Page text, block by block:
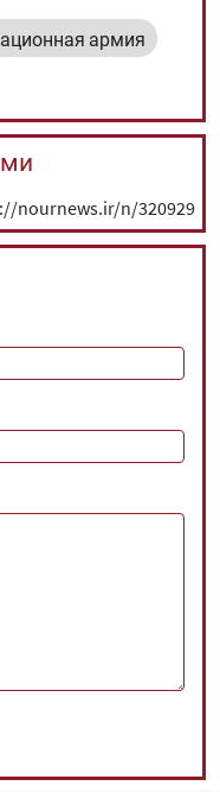
армия
nournews.ir/n/320929